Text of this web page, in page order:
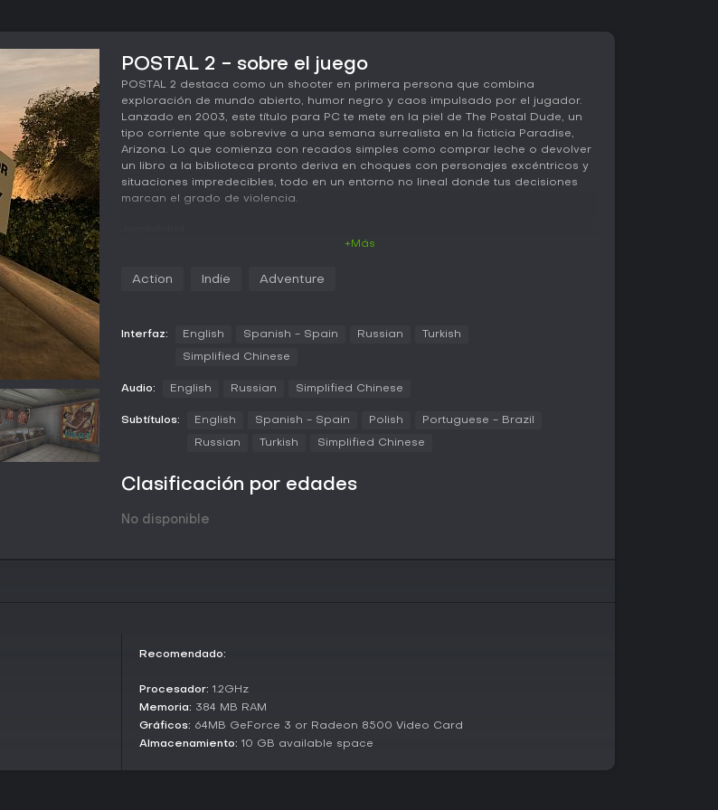
POSTAL 2 - sobre el juego
POSTAL 2 destaca como un shooter en primera persona que combina
exploración de mundo abierto, humor negro y caos impulsado por el jugador.
Lanzado en 2003, este título para PC te mete en la piel de The Postal Dude, un
tipo corriente que sobrevive a una semana surrealista en la ficticia Paradise,
Arizona. Lo que comienza con recados simples como comprar leche o devolver
un libro a la biblioteca pronto deriva en choques con personajes excéntricos y
situaciones impredecibles, todo en un entorno no lineal donde tus decisiones
marcan el grado de violencia.
Postal Dude desde una perspectiva en primera persona, recorriendo un mundo
lanzacohetes o artilugios improvisados como gatos usados de silenciadores, o
opta por el sigilo evitando el conflicto. La IA genera una simulación viva donde
hostiles sin motivo. Las interacciones incluyen mear sobre gente u objetos, verter
Elementos ambientales como coches destructibles y animales provocables
caricaturizados: polis corruptos, rednecks caníbales y terroristas de las
El combate y la exploración se apoyan en un arsenal que va de objetos cuerpo
a cuerpo básicos a explosivos, con gore y destrucción como pilares en
partidas violentas. Si vas de pacifista, el juego te pone a prueba con la
debes moverte por el mundo, completar recados y lidiar con NPCs hostiles sin
fuerza letal.
El multijugador llegó con la expansión Share the Pain, pero sus servidores
+Más
Action Indie Adventure
Interfaz: English Spanish - Spain Russian Turkish
Simplified Chinese
Audio: English Russian Simplified Chinese
Subtítulos: English Spanish - Spain Polish Portuguese - Brazil
Russian Turkish Simplified Chinese
Clasificación por edades
No disponible
Recomendado:
Procesador: 1.2GHz
Memoria: 384 MB RAM
Gráficos: 64MB GeForce 3 or Radeon 8500 Video Card
Almacenamiento: 10 GB available space